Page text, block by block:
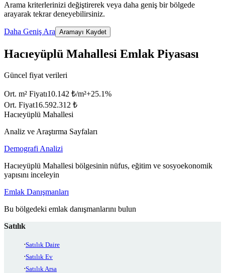
Arama kriterlerinizi değiştirerek veya daha geniş bir bölgede
arayarak tekrar deneyebilirsiniz.
Daha Geniş Ara Aramayı Kaydet
Hacıeyüplü Mahallesi Emlak Piyasası
Güncel fiyat verileri
Ort. m² Fiyatı10.142 ₺/m²+25.1%
Ort. Fiyat16.592.312 ₺
Hacıeyüplü Mahallesi
Analiz ve Araştırma Sayfaları
Demografi Analizi
Hacıeyüplü Mahallesi bölgesinin nüfus, eğitim ve sosyoekonomik
yapısını inceleyin
Emlak Danışmanları
Bu bölgedeki emlak danışmanlarını bulun
Satılık
Satılık Daire
Satılık Ev
Satılık Arsa